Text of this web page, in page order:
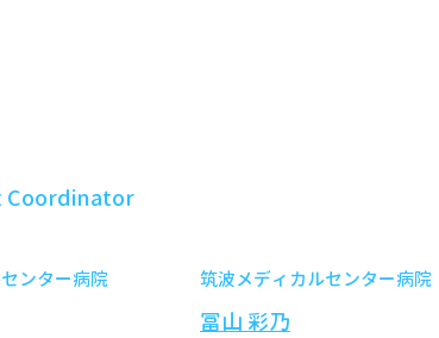
Coordinator
ンター病院 筑波メディカルセンター病院
冨山 彩乃